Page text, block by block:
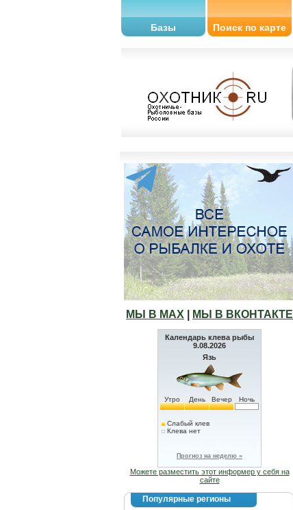
Базы Поиск по карте
МЫ В МАХ МЫ В ВКОНТАКТЕ
Календарь клева рыбы
9.08.2026
Язь
Утро День Вечер Ночь
Слабый клев
Клева нет
Прогноз на неделю »
Можете разместить этот информер у себя на
сайте
Популярные регионы